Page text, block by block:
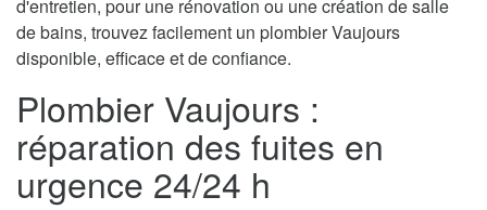
d'entretien, pour une rénovation ou une création de salle
de bains, trouvez facilement un plombier Vaujours
disponible, efficace et de confiance.
Plombier Vaujours :
réparation des fuites en
urgence 24/24 h